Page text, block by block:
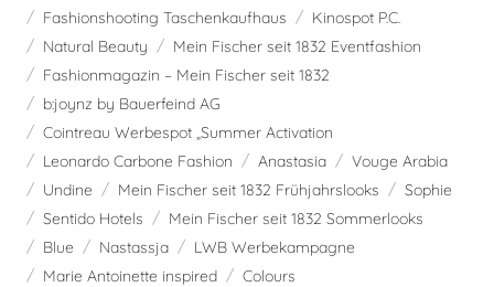
Fashionshooting Taschenkaufhaus
Kinospot P.C.
Natural Beauty
Mein Fischer seit 1832 Eventfashion
Fashionmagazin – Mein Fischer seit 1832
b:joynz by Bauerfeind AG
Cointreau Werbespot „Summer Activation
Leonardo Carbone Fashion
Anastasia
Vouge Arabia
Undine
Mein Fischer seit 1832 Frühjahrslooks
Sophie
Sentido Hotels
Mein Fischer seit 1832 Sommerlooks
Blue
Nastassja
LWB Werbekampagne
Marie Antoinette inspired
Colours